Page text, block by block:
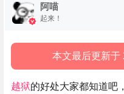
阿喵
起来！
本文最后更新于
越狱的好处大家都知道吧